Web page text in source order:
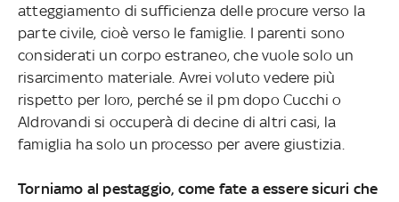
atteggiamento di sufficienza delle procure verso la
parte civile, cioè verso le famiglie. I parenti sono
considerati un corpo estraneo, che vuole solo un
risarcimento materiale. Avrei voluto vedere più
rispetto per loro, perché se il pm dopo Cucchi o
Aldrovandi si occuperà di decine di altri casi, la
famiglia ha solo un processo per avere giustizia.
Torniamo al pestaggio, come fate a essere sicuri che